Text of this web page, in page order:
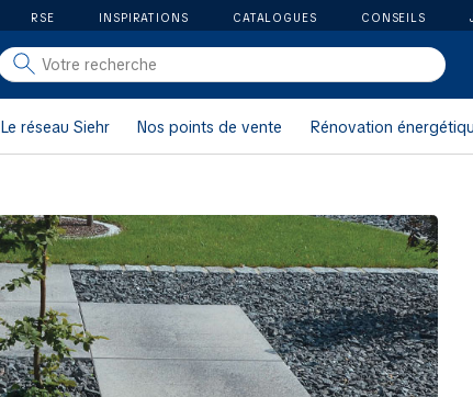
RSE INSPIRATIONS CATALOGUES CONSEILS
carrelage
outillage
matériaux
aménagement
Le réseau Siehr Nos points de vente Rénovation